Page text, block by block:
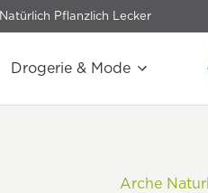
Natürlich Pflanzlich Lecker
Drogerie & Mode
Arche